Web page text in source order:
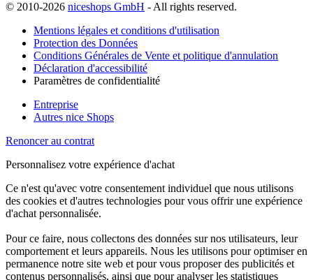
© 2010-2026 niceshops GmbH - All rights reserved.
Mentions légales et conditions d'utilisation
Protection des Données
Conditions Générales de Vente et politique d'annulation
Déclaration d'accessibilité
Paramètres de confidentialité
Entreprise
Autres nice Shops
Renoncer au contrat
Personnalisez votre expérience d'achat
Ce n'est qu'avec votre consentement individuel que nous utilisons
des cookies et d'autres technologies pour vous offrir une expérience
d'achat personnalisée.
Pour ce faire, nous collectons des données sur nos utilisateurs, leur
comportement et leurs appareils. Nous les utilisons pour optimiser en
permanence notre site web et pour vous proposer des publicités et
contenus personnalisés, ainsi que pour analyser les statistiques